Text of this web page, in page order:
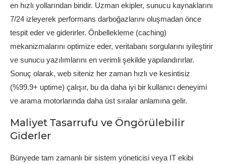
en hızlı yollarından biridir. Uzman ekipler, sunucu kaynaklarını
7/24 izleyerek performans darboğazlarını oluşmadan önce
tespit eder ve giderirler. Önbellekleme (caching)
mekanizmalarını optimize eder, veritabanı sorgularını iyileştirir
ve sunucu yazılımlarını en verimli şekilde yapılandırırlar.
Sonuç olarak, web siteniz her zaman hızlı ve kesintisiz
(%99.9+ uptime) çalışır, bu da daha iyi bir kullanıcı deneyimi
ve arama motorlarında daha üst sıralar anlamına gelir.
Maliyet Tasarrufu ve Öngörülebilir
Giderler
Bünyede tam zamanlı bir sistem yöneticisi veya IT ekibi